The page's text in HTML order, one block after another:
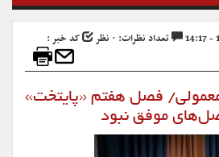
تعداد نظرات: ۰ نظر
کد خبر :
فصل هفتم «پایتخت»
موفق نبود